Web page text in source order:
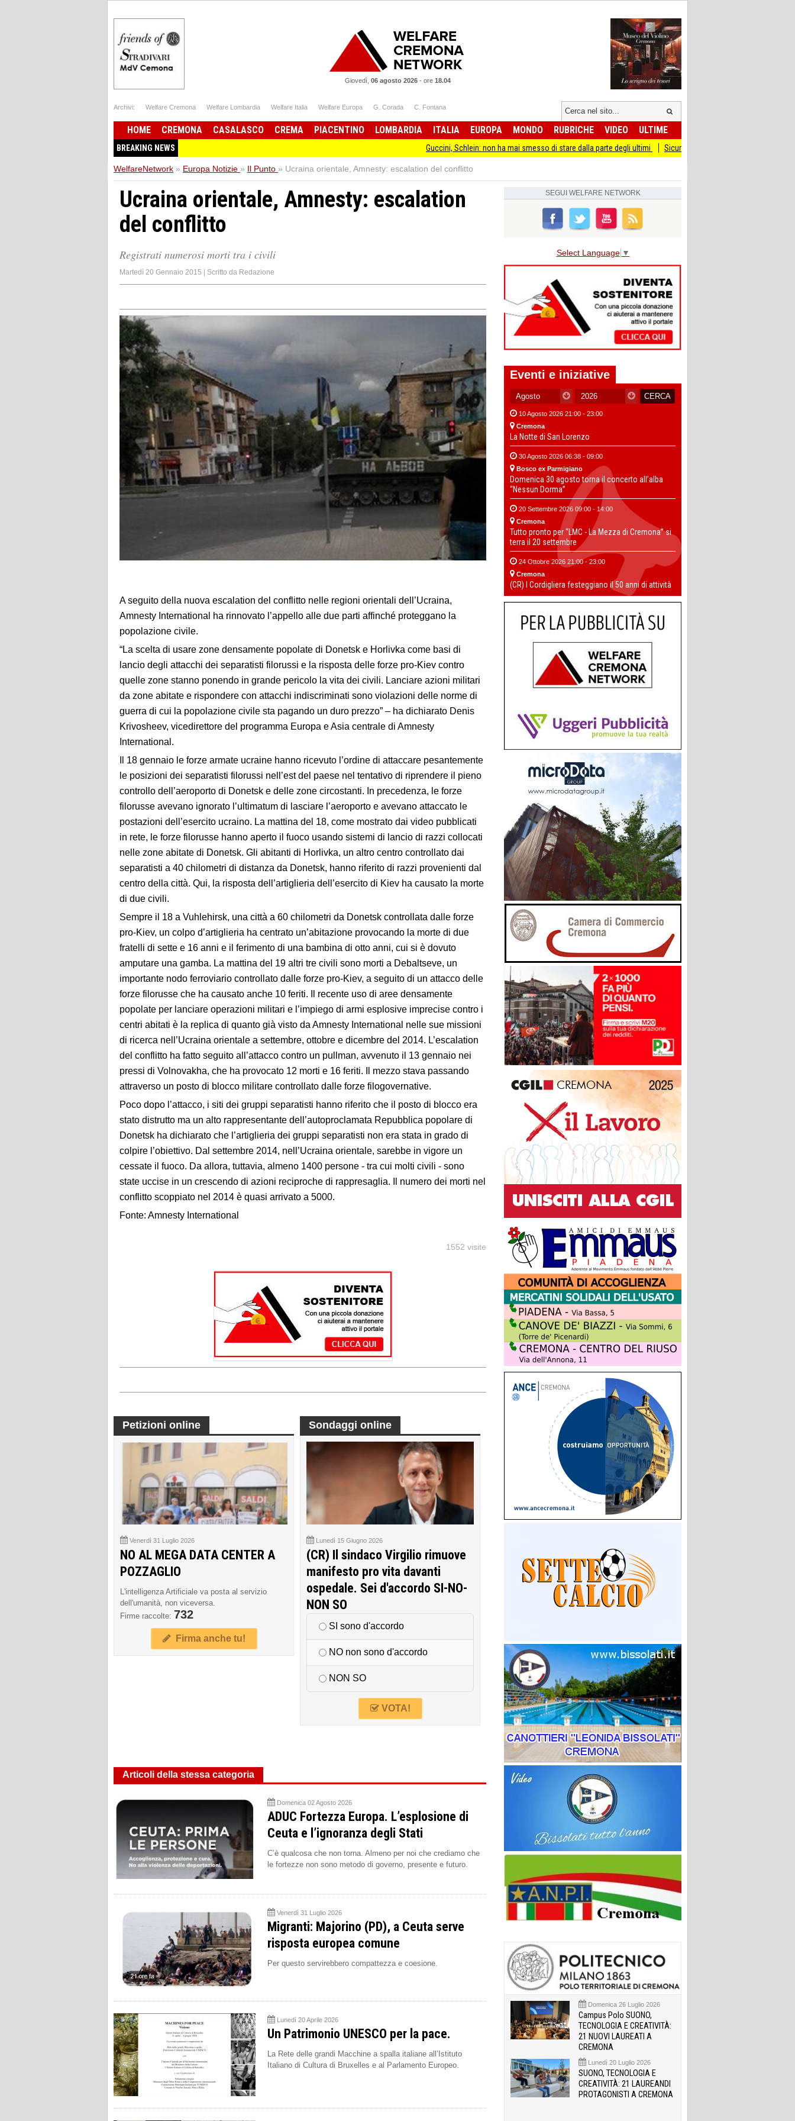
Giovedì, 06 agosto 2026- ore 18.04
Archivi: Welfare Cremona Welfare Lombardia Welfare Italia Welfare Europa G. Corada C. Fontana
HOME CREMONA CASALASCO CREMA PIACENTINO LOMBARDIA ITALIA EUROPA MONDO RUBRICHE VIDEO ULTIME
BREAKING NEWS Guccini, Schlein: non ha mai smesso di stare dalla parte degli ultimi Sicurezza I Giovani Democratici ribattono ai Giovani di
WelfareNetwork » Europa Notizie » Il Punto » Ucraina orientale, Amnesty: escalation del conflitto
Ucraina orientale, Amnesty: escalation
del conflitto
Registrati numerosi morti tra i civili
Martedì 20 Gennaio 2015 | Scritto da Redazione
A seguito della nuova escalation del conflitto nelle regioni orientali dell’Ucraina,
Amnesty International ha rinnovato l’appello alle due parti affinché proteggano la
popolazione civile.
“La scelta di usare zone densamente popolate di Donetsk e Horlivka come basi di
lancio degli attacchi dei separatisti filorussi e la risposta delle forze pro-Kiev contro
quelle zone stanno ponendo in grande pericolo la vita dei civili. Lanciare azioni militari
da zone abitate e rispondere con attacchi indiscriminati sono violazioni delle norme di
guerra di cui la popolazione civile sta pagando un duro prezzo” – ha dichiarato Denis
Krivosheev, vicedirettore del programma Europa e Asia centrale di Amnesty
International.
Il 18 gennaio le forze armate ucraine hanno ricevuto l’ordine di attaccare pesantemente
le posizioni dei separatisti filorussi nell’est del paese nel tentativo di riprendere il pieno
controllo dell’aeroporto di Donetsk e delle zone circostanti. In precedenza, le forze
filorusse avevano ignorato l’ultimatum di lasciare l’aeroporto e avevano attaccato le
postazioni dell’esercito ucraino. La mattina del 18, come mostrato dai video pubblicati
in rete, le forze filorusse hanno aperto il fuoco usando sistemi di lancio di razzi collocati
nelle zone abitate di Donetsk. Gli abitanti di Horlivka, un altro centro controllato dai
separatisti a 40 chilometri di distanza da Donetsk, hanno riferito di razzi provenienti dal
centro della città. Qui, la risposta dell’artiglieria dell’esercito di Kiev ha causato la morte
di due civili.
Sempre il 18 a Vuhlehirsk, una città a 60 chilometri da Donetsk controllata dalle forze
pro-Kiev, un colpo d’artiglieria ha centrato un’abitazione provocando la morte di due
fratelli di sette e 16 anni e il ferimento di una bambina di otto anni, cui si è dovuto
amputare una gamba. La mattina del 19 altri tre civili sono morti a Debaltseve, un
importante nodo ferroviario controllato dalle forze pro-Kiev, a seguito di un attacco delle
forze filorusse che ha causato anche 10 feriti.
Il recente uso di aree densamente
popolate per lanciare operazioni militari e l’impiego di armi esplosive imprecise contro i
centri abitati è la replica di quanto già visto da Amnesty International nelle sue missioni
di ricerca nell’Ucraina orientale a settembre, ottobre e dicembre del 2014. L’escalation
del conflitto ha fatto seguito all’attacco contro un pullman, avvenuto il 13 gennaio nei
pressi di Volnovakha, che ha provocato 12 morti e 16 feriti. Il mezzo stava passando
attraverso un posto di blocco militare controllato dalle forze filogovernative.
Poco dopo l’attacco, i siti dei gruppi separatisti hanno riferito che il posto di blocco era
stato distrutto ma un alto rappresentante dell’autoproclamata Repubblica popolare di
Donetsk ha dichiarato che l’artiglieria dei gruppi separatisti non era stata in grado di
colpire l’obiettivo. Dal settembre 2014, nell’Ucraina orientale, sarebbe in vigore un
cessate il fuoco. Da allora, tuttavia, almeno 1400 persone - tra cui molti civili - sono
state uccise in un crescendo di azioni reciproche di rappresaglia. Il numero dei morti nel
conflitto scoppiato nel 2014 è quasi arrivato a 5000.
Fonte: Amnesty International
1552 visite
Petizioni online
Venerdì 31 Luglio 2026
NO AL MEGA DATA CENTER A
POZZAGLIO
L'intelligenza Artificiale va posta al servizio
dell'umanità, non viceversa.
Firme raccolte: 732
Firma anche tu!
Sondaggi online
Lunedì 15 Giugno 2026
(CR) Il sindaco Virgilio rimuove
manifesto pro vita davanti
ospedale. Sei d'accordo SI-NO-
NON SO
SI sono d'accordo
NO non sono d'accordo
NON SO
VOTA!
Articoli della stessa categoria
Domenica 02 Agosto 2026
ADUC Fortezza Europa. L’esplosione di
Ceuta e l’ignoranza degli Stati
C’è qualcosa che non torna. Almeno per noi che crediamo che
le fortezze non sono metodo di governo, presente e futuro.
Venerdì 31 Luglio 2026
Migranti: Majorino (PD), a Ceuta serve
risposta europea comune
Per questo servirebbero compattezza e coesione.
Lunedì 20 Aprile 2026
Un Patrimonio UNESCO per la pace.
La Rete delle grandi Macchine a spalla italiane all’Istituto
Italiano di Cultura di Bruxelles e al Parlamento Europeo.
SEGUI WELFARE NETWORK
Select Language ▼
Eventi e iniziative
10 Agosto 2026 21:00 - 23:00
Cremona
La Notte di San Lorenzo
30 Agosto 2026 06:38 - 09:00
Bosco ex Parmigiano
Domenica 30 agosto torna il concerto all’alba
“Nessun Dorma”
20 Settembre 2026 09:00 - 14:00
Cremona
Tutto pronto per “LMC - La Mezza di Cremona” si
terra il 20 settembre
24 Ottobre 2026 21:00 - 23:00
Cremona
(CR) I Cordigliera festeggiano il 50 anni di attività
Domenica 26 Luglio 2026
Campus Polo SUONO,
TECNOLOGIA E CREATIVITÀ:
21 NUOVI LAUREATI A
CREMONA
Lunedì 20 Luglio 2026
SUONO, TECNOLOGIA E
CREATIVITÀ: 21 LAUREANDI
PROTAGONISTI A CREMONA